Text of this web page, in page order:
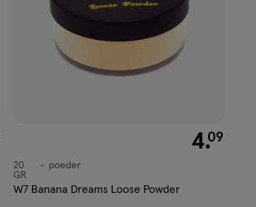
€ 4.09
4.09
poeder
20
GR
poeder
W7 Banana Dreams Loose Powder